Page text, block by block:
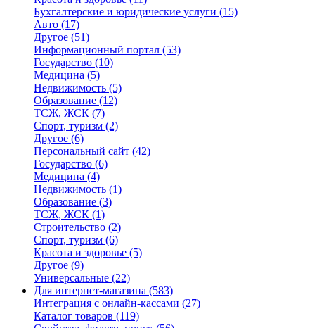
Бухгалтерские и юридические услуги (15)
Авто (17)
Другое (51)
Информационный портал (53)
Государство (10)
Медицина (5)
Недвижимость (5)
Образование (12)
ТСЖ, ЖСК (7)
Спорт, туризм (2)
Другое (6)
Персональный сайт (42)
Государство (6)
Медицина (4)
Недвижимость (1)
Образование (3)
ТСЖ, ЖСК (1)
Строительство (2)
Спорт, туризм (6)
Красота и здоровье (5)
Другое (9)
Универсальные (22)
Для интернет-магазина (583)
Интеграция с онлайн-кассами (27)
Каталог товаров (119)